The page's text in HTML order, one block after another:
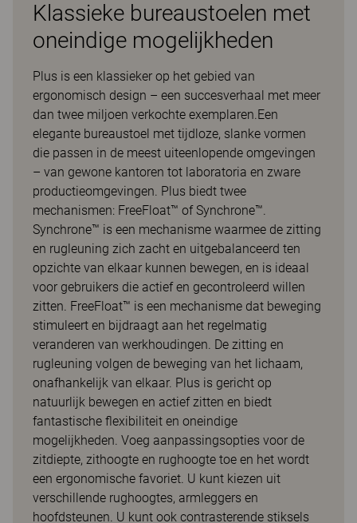
Klassieke bureaustoelen met
oneindige mogelijkheden
Plus is een klassieker op het gebied van
ergonomisch design – een succesverhaal met meer
dan twee miljoen verkochte exemplaren.Een
elegante bureaustoel met tijdloze, slanke vormen
die passen in de meest uiteenlopende omgevingen
– van gewone kantoren tot laboratoria en zware
productieomgevingen. Plus biedt twee
mechanismen: FreeFloat™ of Synchrone™.
Synchrone™ is een mechanisme waarmee de zitting
en rugleuning zich zacht en uitgebalanceerd ten
opzichte van elkaar kunnen bewegen, en is ideaal
voor gebruikers die actief en gecontroleerd willen
zitten. FreeFloat™ is een mechanisme dat beweging
stimuleert en bijdraagt aan het regelmatig
veranderen van werkhoudingen. De zitting en
rugleuning volgen de beweging van het lichaam,
onafhankelijk van elkaar. Plus is gericht op
natuurlijk bewegen en actief zitten en biedt
fantastische flexibiliteit en oneindige
mogelijkheden. Voeg aanpassingsopties voor de
zitdiepte, zithoogte en rughoogte toe en het wordt
een ergonomische favoriet. U kunt kiezen uit
verschillende rughoogtes, armleggers en
hoofdsteunen. U kunt ook contrasterende stiksels